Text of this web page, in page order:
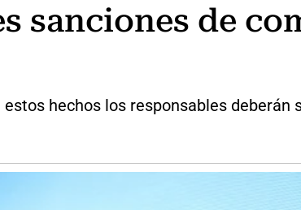
sanciones de
hechos los responsables deberán